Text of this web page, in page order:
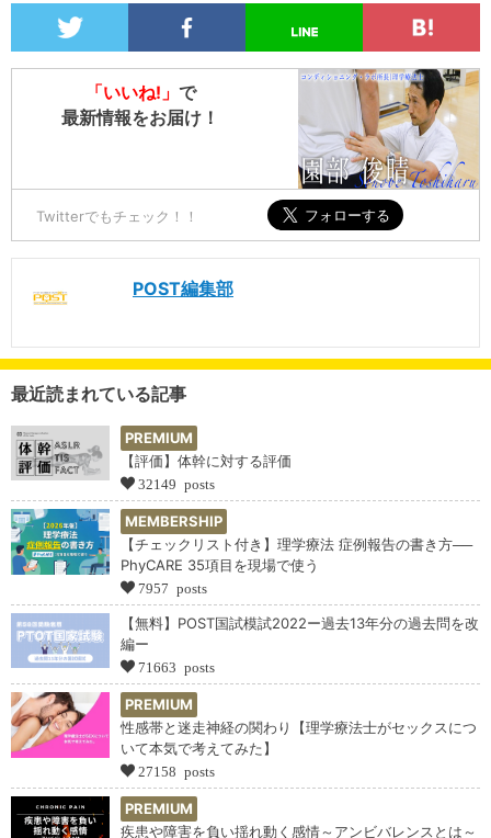
「いいね!」 で
最新情報をお届け！
Twitterでもチェック！！
POST編集部
最近読まれている記事
PREMIUM
【評価】体幹に対する評価
32149 posts
MEMBERSHIP
【チェックリスト付き】理学療法 症例報告の書き方──
PhyCARE 35項目を現場で使う
7957 posts
【無料】POST国試模試2022ー過去13年分の過去問を改
編ー
71663 posts
PREMIUM
性感帯と迷走神経の関わり【理学療法士がセックスにつ
いて本気で考えてみた】
27158 posts
PREMIUM
疾患や障害を負い揺れ動く感情～アンビバレンスとは～